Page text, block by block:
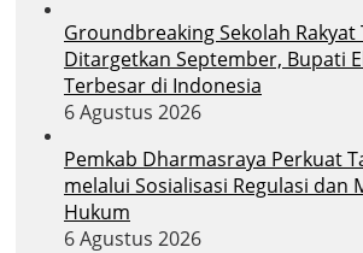
Groundbreaking Sekolah Rakyat
Ditargetkan September, Bupati
Terbesar di Indonesia
6 Agustus 2026
Pemkab Dharmasraya Perkuat
melalui Sosialisasi Regulasi dan
Hukum
6 Agustus 2026